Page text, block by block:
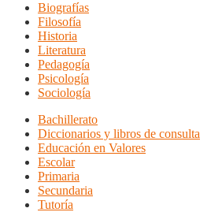
Biografías
Filosofía
Historia
Literatura
Pedagogía
Psicología
Sociología
Bachillerato
Diccionarios y libros de consulta
Educación en Valores
Escolar
Primaria
Secundaria
Tutoría